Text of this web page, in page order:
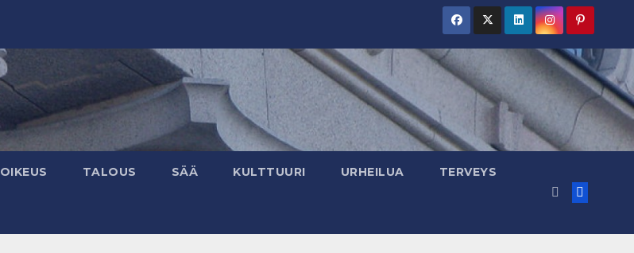
OIKEUS TALOUS SÄÄ KULTTUURI URHEILUA TERVEYS